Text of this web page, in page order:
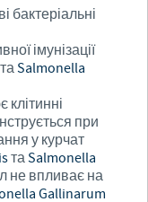
бактеріальні
імунізації
таSalmonella
при
у курчат
таSalmonella
не впливає на
Gallinarum